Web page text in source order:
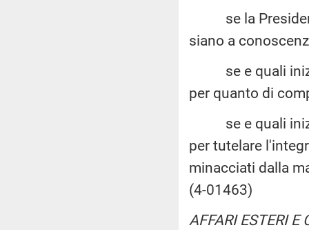
se la
siano a
se e quali
per quanto di
se e quali
per tutelare
minacciati dalla
(4-01463)
AFFARI ESTERI E